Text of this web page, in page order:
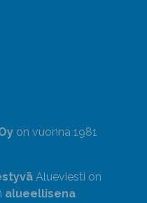
on vuonna 1981
Alueviesti on
alueellisena